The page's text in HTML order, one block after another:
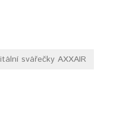
svářečky AXXAIR